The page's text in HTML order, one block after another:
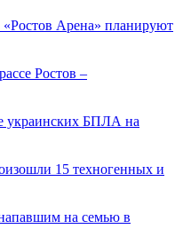
Арена» планируют
Ростов –
украинских БПЛА на
15 техногенных и
на семью в